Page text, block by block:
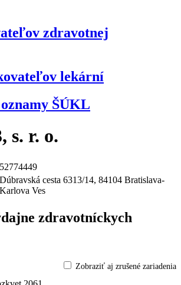
zdravotnej
lekární
ŠÚKL
s. r. o.
52774449
Dúbravská cesta 6313/14, 84104 Bratislava-
Karlova Ves
zdravotníckych
Zobraziť aj zrušené zariadenia